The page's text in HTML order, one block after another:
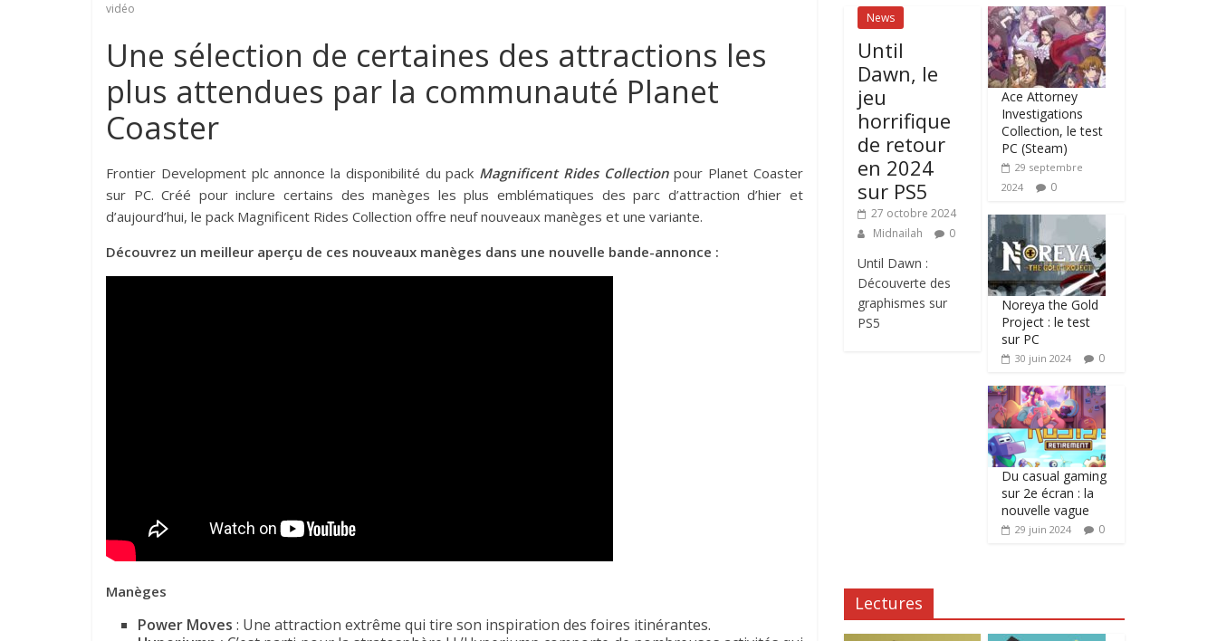
vidéo
Une sélection de certaines des attractions les
plus attendues par la communauté Planet
Coaster
Frontier Development plc annonce la disponibilité du pack Magnificent Rides Collectionpour Planet Coaster
sur PC. Créé pour inclure certains des manèges les plus emblématiques des parc d’attraction d’hier et
d’aujourd’hui, le pack Magnificent Rides Collection offre neuf nouveaux manèges et une variante.
Découvrez un meilleur aperçu de ces nouveaux manèges dans une nouvelle bande-annonce :
Manèges
Power Moves : Une attraction extrême qui tire son inspiration des foires itinérantes.
News
Until
Dawn, le
jeu
horrifique
de retour
en 2024
sur PS5
27 octobre 2024
Midnailah
0
Until Dawn :
Découverte des
graphismes sur
PS5
Ace Attorney
Investigations
Collection, le test
PC (Steam)
29 septembre
2024
0
Noreya the Gold
Project : le test
sur PC
30 juin 2024 0
Du casual gaming
sur 2e écran : la
nouvelle vague
29 juin 2024 0
Lectures